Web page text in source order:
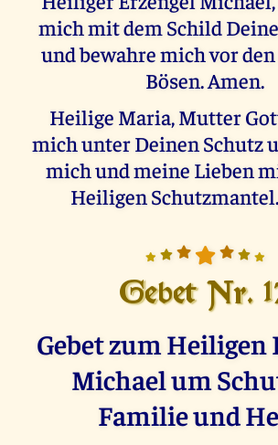
mich mit dem Schild
und bewahre mich vor
Bösen. Amen.
Heilige Maria, Mutter
mich unter Deinen Schutz
mich und meine Lieben
Heiligen
Gebet Nr.
Gebet zum Heiligen
Michael um
Familie und